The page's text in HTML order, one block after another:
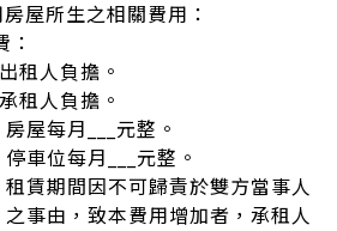
屋所生之相關費用：
：
租人負擔。
租人負擔。
房屋每月___元整。
停車位每月___元整。
租賃期間因不可歸責於雙方當事人
之事由，致本費用增加者，承租人